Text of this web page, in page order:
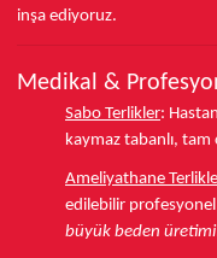
inşa ediyoruz.
Medikal &
Sabo Terlikler:
kaymaz tabanlı,
Ameliyathane
edilebilir
büyük beden